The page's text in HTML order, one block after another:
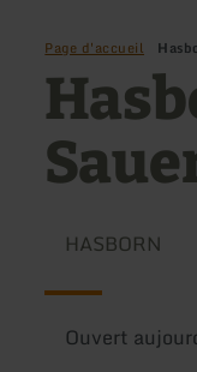
Page d'accueil
HASBORN
Ouvert